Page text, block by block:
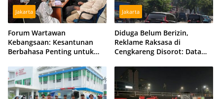
Jakarta
Forum Wartawan
Kebangsaan: Kesantunan
Berbahasa Penting untuk
Jakarta
Diduga Belum Berizin,
Reklame Raksasa di
Cengkareng Disorot: Data
Berbeda